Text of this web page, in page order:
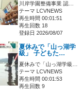
川岸学園整備事業 認…
テーマ LCVNEWS
再生時間 00:01:51
再生回数 18
登録日 2026/08/07
夏休みで「山っ湖学
級」 子どもた…
夏休みで「山っ湖学級…
テーマ LCVNEWS
再生時間 00:01:53
再生回数 9